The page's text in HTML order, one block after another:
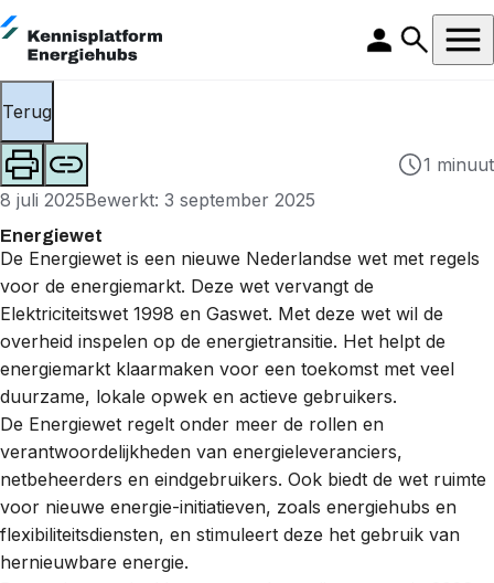
Terug
1 minuut
8 juli 2025Bewerkt: 3 september 2025
Energiewet
De Energiewet is een nieuwe Nederlandse wet met regels
voor de energiemarkt. Deze wet vervangt de
Elektriciteitswet 1998 en Gaswet. Met deze wet wil de
overheid inspelen op de energietransitie. Het helpt de
energiemarkt klaarmaken voor een toekomst met veel
duurzame, lokale opwek en actieve gebruikers.
De Energiewet regelt onder meer de rollen en
verantwoordelijkheden van energieleveranciers,
netbeheerders en eindgebruikers. Ook biedt de wet ruimte
voor nieuwe energie-initiatieven, zoals energiehubs en
flexibiliteitsdiensten, en stimuleert deze het gebruik van
hernieuwbare energie.